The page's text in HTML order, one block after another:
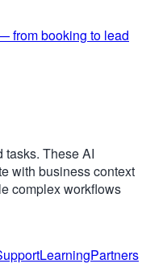
from booking to lead
tasks. These AI
with business context
complex workflows
LearningPartners